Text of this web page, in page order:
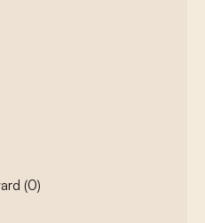
(0)